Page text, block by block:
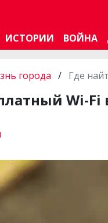
ИСТОРИИ ВОЙНА
города / Где
Wi-